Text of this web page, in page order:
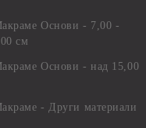
Основи - 7,00 -
см
Основи - над 15,00
- Други материали